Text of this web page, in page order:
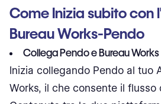
Come Inizia subito con
Bureau Works-Pendo
Collega Pendo e Bureau Works
Inizia collegando Pendo al tuo
Works, il che consente il flusso